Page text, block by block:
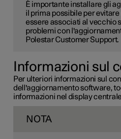
È importante installare gli
il prima possibile per
essere associati al vecchio
problemi con
Polestar Customer Support.
Informazioni sul
Per ulteriori informazioni sul
dell'aggiornamento software,
informazioni nel display
NOTA